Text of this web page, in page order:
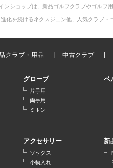
ショップは、新品ゴルフクラブやゴルフ
化を続けるネクスジェン他、人気クラブ・
クラブ・用品 中古クラブ
グローブ
片手用
両手用
ミトン
ベ
アクセサリー
ソックス
小物入れ
新